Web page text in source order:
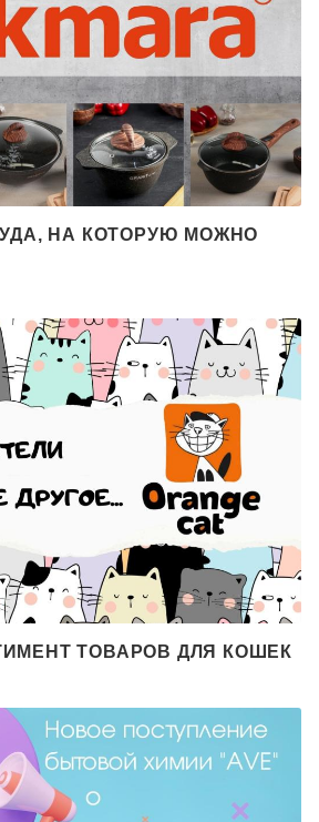
НА КОТОРУЮ МОЖНО
ТОВАРОВ ДЛЯ КОШЕК